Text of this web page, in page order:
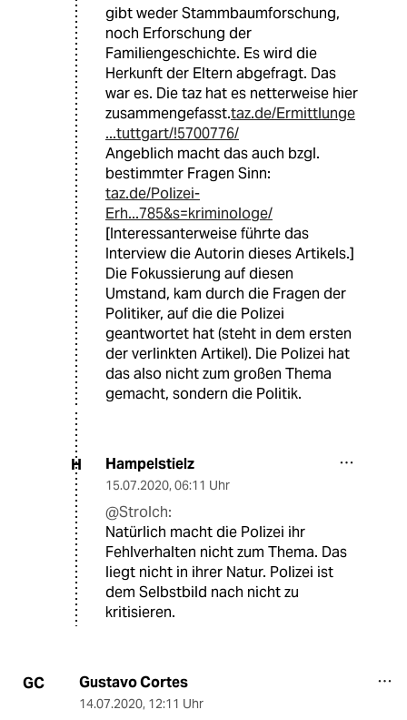
gibt weder Stammbaumforschung,
noch Erforschung der
Familiengeschichte. Es wird die
Herkunft der Eltern abgefragt. Das
war es. Die taz hat es netterweise hier
zusammengefasst.taz.de/Ermittlunge
...tuttgart/!5700776/
Angeblich macht das auch bzgl.
bestimmter Fragen Sinn:
taz.de/Polizei-
Erh...785&s=kriminologe/
[Interessanterweise führte das
Interview die Autorin dieses Artikels.]
Die Fokussierung auf diesen
Umstand, kam durch die Fragen der
Politiker, auf die die Polizei
geantwortet hat (steht in dem ersten
der verlinkten Artikel). Die Polizei hat
das also nicht zum großen Thema
gemacht, sondern die Politik.
H Hampelstielz
15.07.2020, 06:11 Uhr
@Strolch:
Natürlich macht die Polizei ihr
Fehlverhalten nicht zum Thema. Das
liegt nicht in ihrer Natur. Polizei ist
dem Selbstbild nach nicht zu
kritisieren.
GC Gustavo Cortes
14.07.2020, 12:11 Uhr